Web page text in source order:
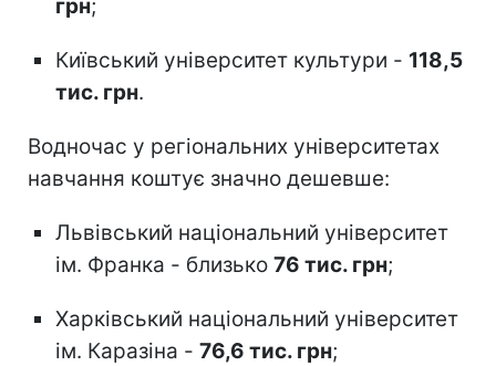
грн;
Київський університет культури - 118,5
тис. грн.
Водночас у регіональних університетах
навчання коштує значно дешевше:
Львівський національний університет
ім. Франка - близько 76 тис. грн;
Харківський національний університет
ім. Каразіна - 76,6 тис. грн;